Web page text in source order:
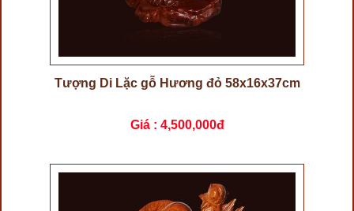
Tượng Di Lặc gỗ Hương đỏ 58x16x37cm
Giá : 4,500,000đ